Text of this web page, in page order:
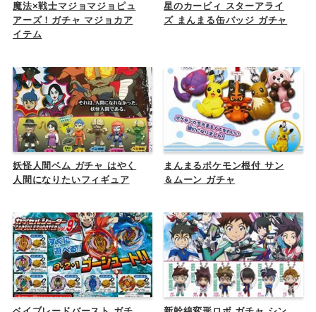
魔法×戦士マジョマジョピュ
アーズ！ガチャ マジョカア
イテム
星のカービィ スターアライ
ズ まんまる缶バッジ ガチャ
妖怪人間ベム ガチャ はやく
人間になりたいフィギュア
まんまるポケモン根付 サン
＆ムーン ガチャ